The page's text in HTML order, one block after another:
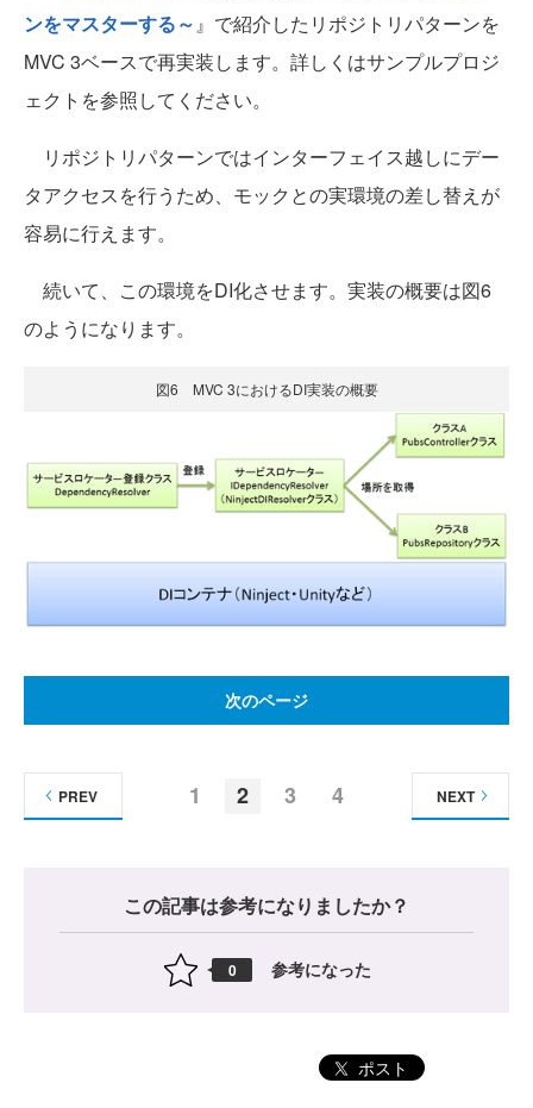
ンをマスターする～ 』で紹介したリポジトリパターンを
MVC 3ベースで再実装します。詳しくはサンプルプロジ
ェクトを参照してください。
リポジトリパターンではインターフェイス越しにデー
タアクセスを行うため、モックとの実環境の差し替えが
容易に行えます。
続いて、この環境をDI化させます。実装の概要は図6
のようになります。
図6 MVC 3におけるDI実装の概要
次のページ
1 2 3 4
PREV NEXT
この記事は参考になりましたか？
0 参考になった
ポスト